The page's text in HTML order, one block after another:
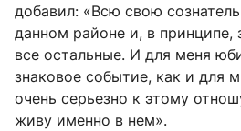
добавил: «Всю свою
данном районе и, в принципе,
все остальные. И для меня
знаковое событие, как и для
очень серьезно к этому
живу именно в нем».